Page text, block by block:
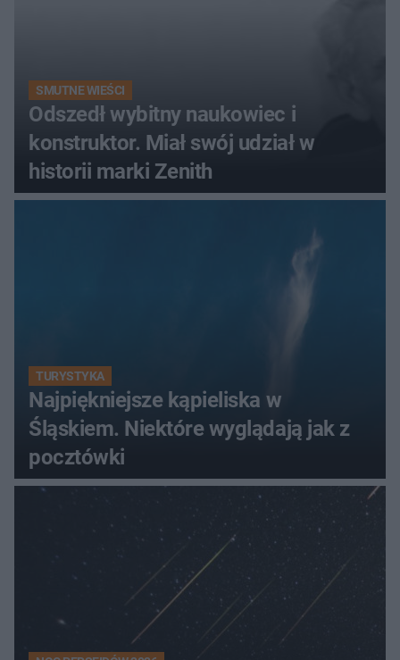
SMUTNE WIEŚCI
Odszedł wybitny naukowiec i
konstruktor. Miał swój udział w
historii marki Zenith
TURYSTYKA
Najpiękniejsze kąpieliska w
Śląskiem. Niektóre wyglądają jak z
pocztówki